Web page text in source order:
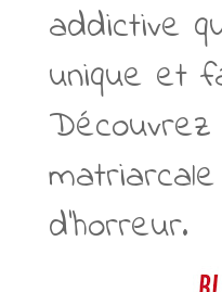
addictive
unique et
d'horreur.